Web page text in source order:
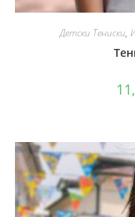
Детски Тениски,